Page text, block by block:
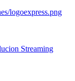
Streaming